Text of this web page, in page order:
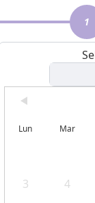
1
Lun Mar
3
4